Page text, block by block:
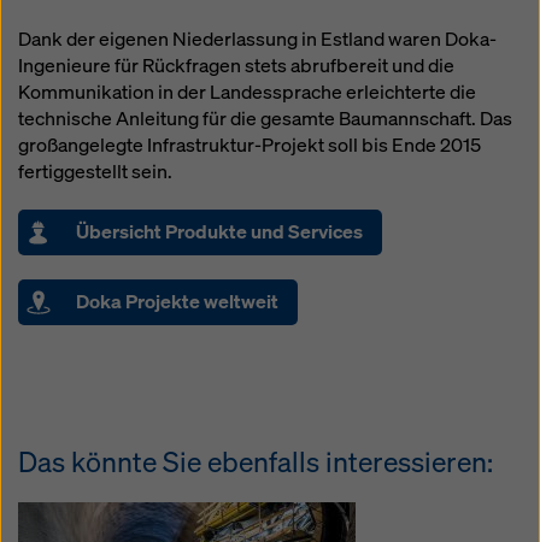
Dank der eigenen Niederlassung in Estland waren Doka-
Ingenieure für Rückfragen stets abrufbereit und die
Kommunikation in der Landessprache erleichterte die
technische Anleitung für die gesamte Baumannschaft. Das
großangelegte Infrastruktur-Projekt soll bis Ende 2015
fertiggestellt sein.
Übersicht Produkte und Services
Doka Projekte weltweit
Das könnte Sie ebenfalls interessieren: